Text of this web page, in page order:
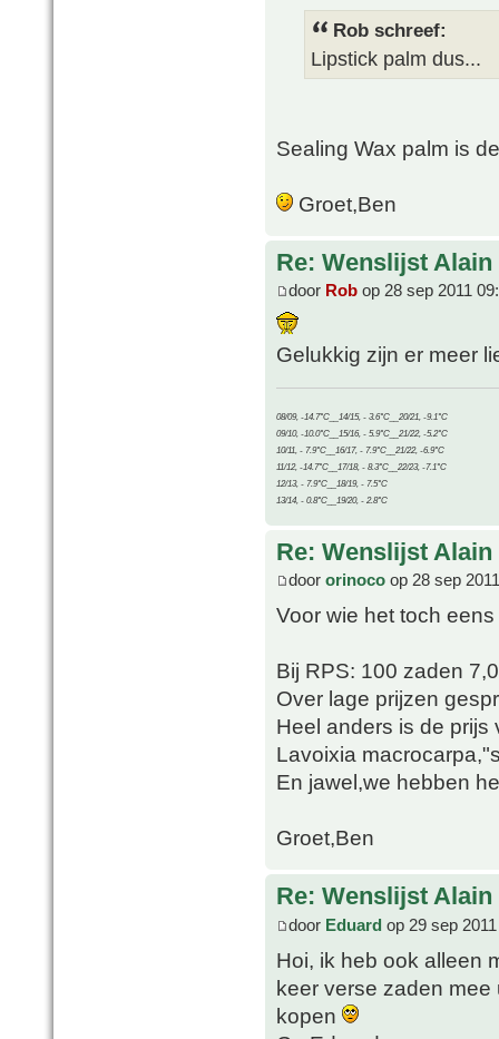
Rob schreef:
Lipstick palm dus...
Sealing Wax palm is
Groet,Ben
Re: Wenslijst Alain
door Rob op 28 sep 2011
Gelukkig zijn er meer
08/09, -14.7°C__14/15, - 3.6°C__20/21, -9.1°C
09/10, -10.0°C__15/16, - 5.9°C__21/22, -5.2°C
10/11, - 7.9°C__16/17, - 7.9°C__21/22, -6.9°C
11/12, -14.7°C__17/18, - 8.3°C__22/23, -7.1°C
12/13, - 7.9°C__18/19, - 7.5°C
13/14, - 0.8°C__19/20, - 2.8°C
Re: Wenslijst Alain
door orinoco op 28 sep
Voor wie het toch
Bij RPS: 100 zaden
Over lage prijzen
Heel anders is de
Lavoixia
En jawel,we hebben
Groet,Ben
Re: Wenslijst Alain
door Eduard op 29 sep
Hoi, ik heb ook alleen
keer verse zaden mee
kopen